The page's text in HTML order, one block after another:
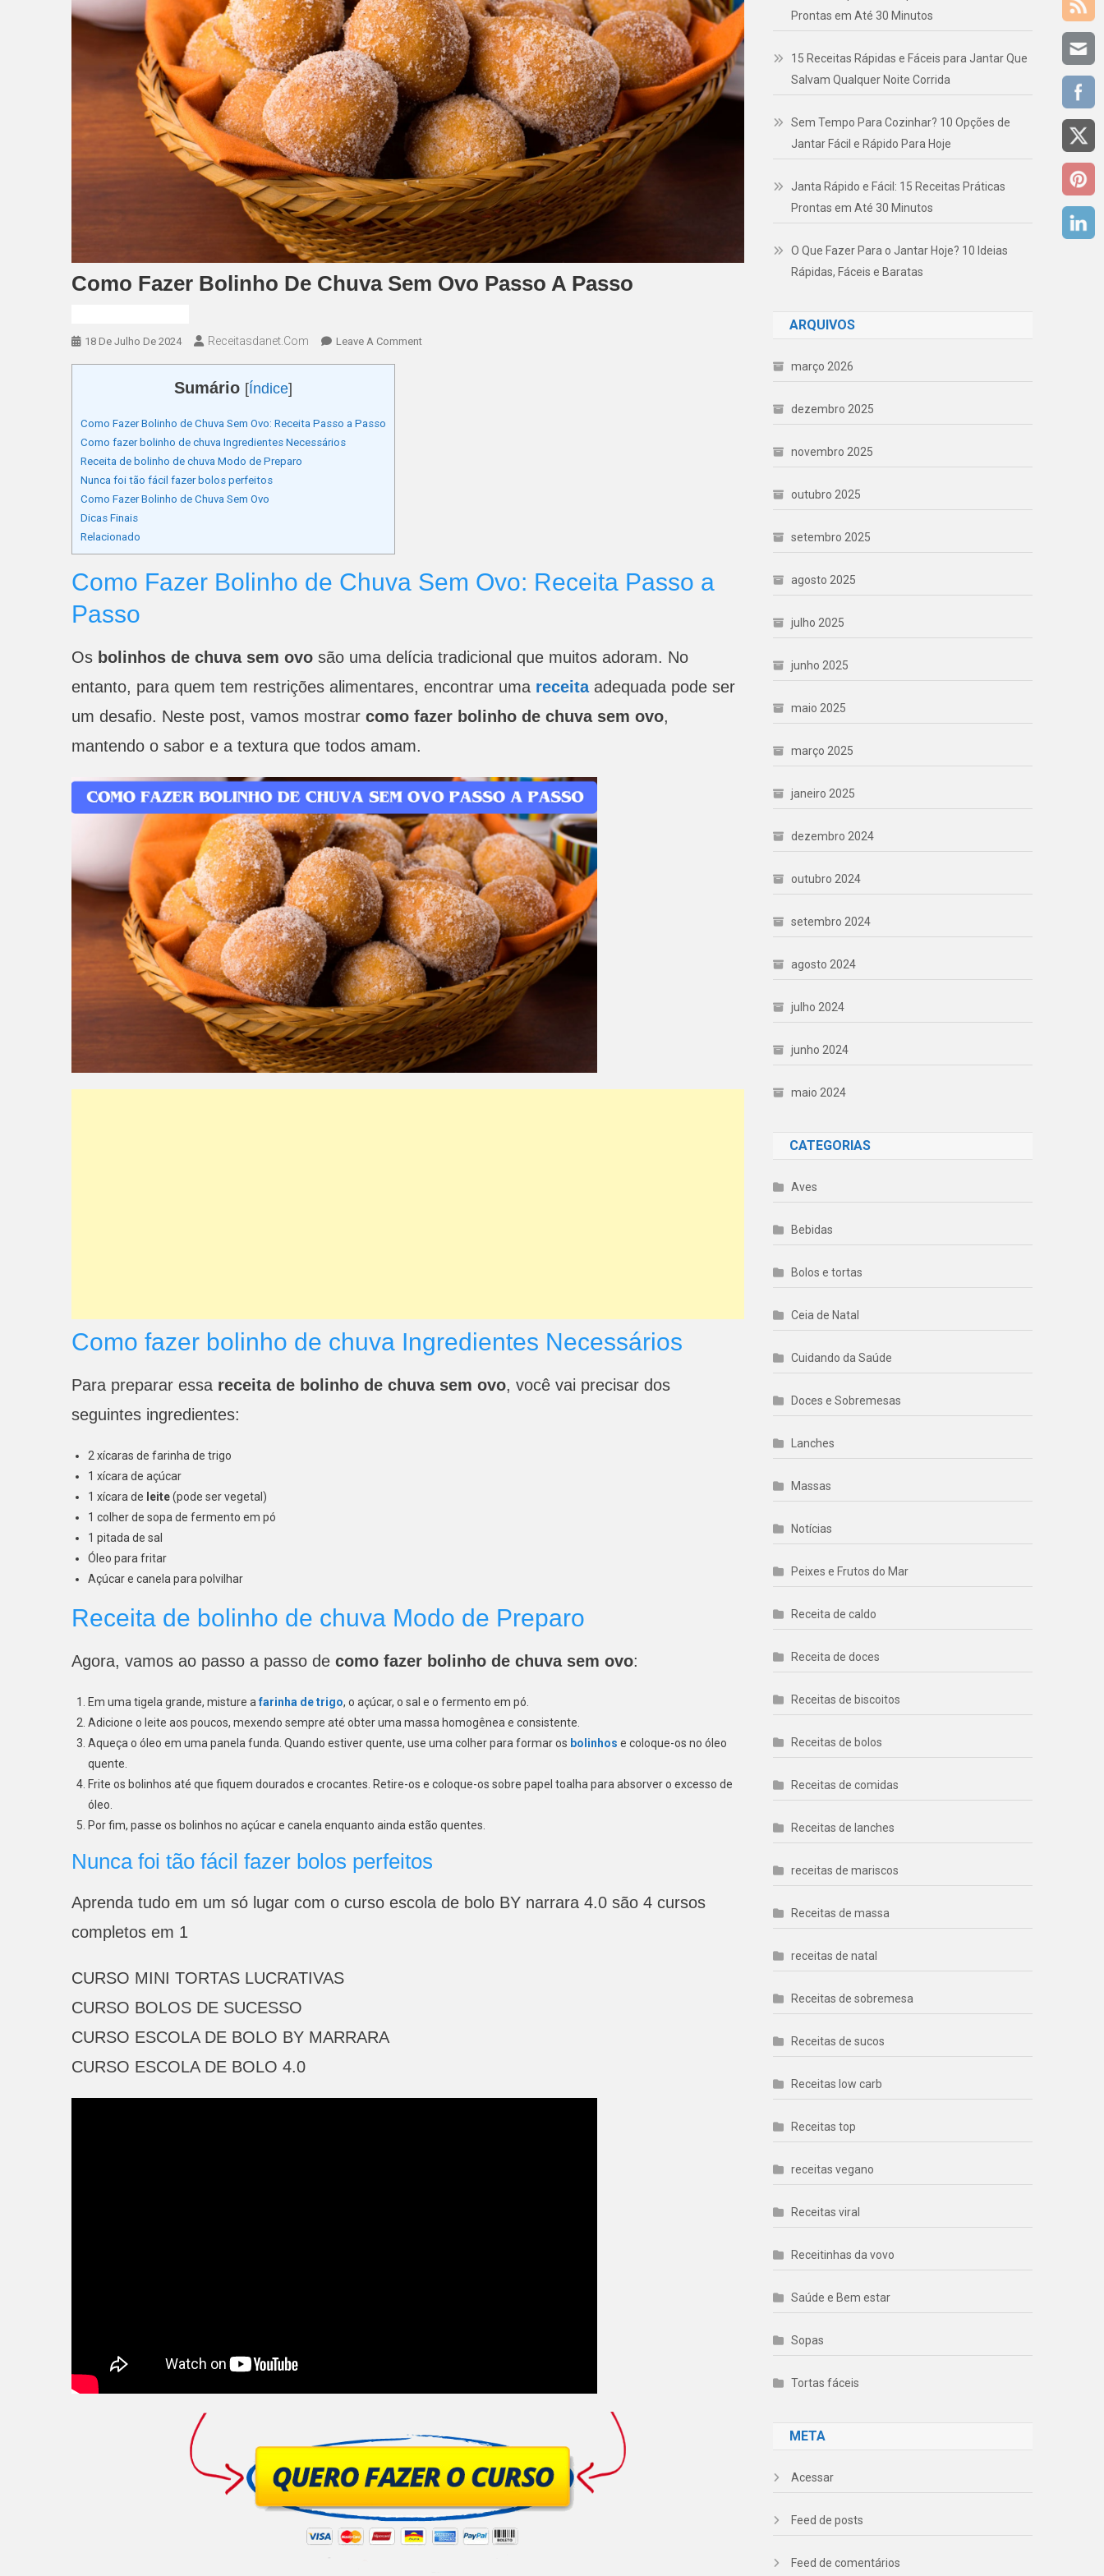
Como Fazer Bolinho De Chuva Sem Ovo Passo A Passo
18 De Julho De 2024 Receitasdanet.com Leave A CommentOn
Sumário [Índice]
Como Fazer Bolinho de Chuva Sem Ovo: Receita Passo a Passo
Como fazer bolinho de chuva Ingredientes Necessários
Receita de bolinho de chuva Modo de Preparo
Nunca foi tão fácil fazer bolos perfeitos
Como Fazer Bolinho de Chuva Sem Ovo
Dicas Finais
Relacionado
Como Fazer Bolinho de Chuva Sem Ovo: Receita Passo a
Passo
Os bolinhos de chuva sem ovo são uma delícia tradicional que muitos adoram. No
entanto, para quem tem restrições alimentares, encontrar uma receitaadequada pode ser
um desafio. Neste post, vamos mostrar como fazer bolinho de chuva sem ovo,
mantendo o sabor e a textura que todos amam.
Como fazer bolinho de chuva Ingredientes Necessários
Para preparar essa receita de bolinho de chuva sem ovo, você vai precisar dos
seguintes ingredientes:
2 xícaras de farinha de trigo
1 xícara de açúcar
1 xícara de leite(pode ser vegetal)
1 colher de sopa de fermento em pó
1 pitada de sal
Óleo para fritar
Açúcar e canela para polvilhar
Receita de bolinho de chuva Modo de Preparo
Agora, vamos ao passo a passo de como fazer bolinho de chuva sem ovo:
Em uma tigela grande, misture afarinha de trigo, o açúcar, o sal e o fermento em pó.
Adicione o leite aos poucos, mexendo sempre até obter uma massa homogênea e consistente.
Aqueça o óleo em uma panela funda. Quando estiver quente, use uma colher para formar os bolinhos e coloque-os no óleo
quente.
Frite os bolinhos até que fiquem dourados e crocantes. Retire-os e coloque-os sobre papel toalha para absorver o excesso de
óleo.
Por fim, passe os bolinhos no açúcar e canela enquanto ainda estão quentes.
Nunca foi tão fácil fazer bolos perfeitos
Aprenda tudo em um só lugar com o curso escola de bolo BY narrara 4.0 são 4 cursos
completos em 1
CURSO MINI TORTAS LUCRATIVAS
CURSO BOLOS DE SUCESSO
CURSO ESCOLA DE BOLO BY MARRARA
CURSO ESCOLA DE BOLO 4.0
Prontas em Até 30 Minutos
15 Receitas Rápidas e Fáceis para Jantar Que
Salvam Qualquer Noite Corrida
Sem Tempo Para Cozinhar? 10 Opções de
Jantar Fácil e Rápido Para Hoje
Janta Rápido e Fácil: 15 Receitas Práticas
Prontas em Até 30 Minutos
O Que Fazer Para o Jantar Hoje? 10 Ideias
Rápidas, Fáceis e Baratas
ARQUIVOS
março 2026
dezembro 2025
novembro 2025
outubro 2025
setembro 2025
agosto 2025
julho 2025
junho 2025
maio 2025
março 2025
janeiro 2025
dezembro 2024
outubro 2024
setembro 2024
agosto 2024
julho 2024
junho 2024
maio 2024
CATEGORIAS
Aves
Bebidas
Bolos e tortas
Ceia de Natal
Cuidando da Saúde
Doces e Sobremesas
Lanches
Massas
Notícias
Peixes e Frutos do Mar
Receita de caldo
Receita de doces
Receitas de biscoitos
Receitas de bolos
Receitas de comidas
Receitas de lanches
receitas de mariscos
Receitas de massa
receitas de natal
Receitas de sobremesa
Receitas de sucos
Receitas low carb
Receitas top
receitas vegano
Receitas viral
Receitinhas da vovo
Saúde e Bem estar
Sopas
Tortas fáceis
META
Acessar
Feed de posts
Feed de comentários